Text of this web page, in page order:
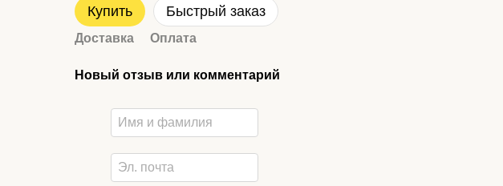
Купить Быстрый заказ
Доставка Оплата
Новый отзыв или комментарий